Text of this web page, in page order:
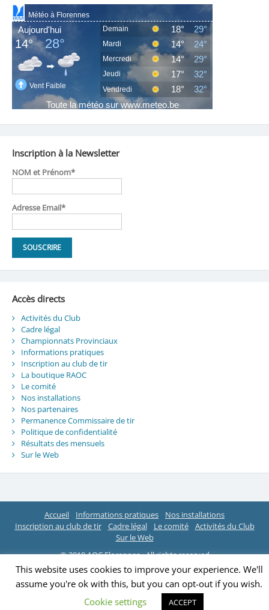
Inscription à la Newsletter
NOM et Prénom*
Adresse Email*
Accès directs
Activités du Club
Cadre légal
Championnats Provinciaux
Informations pratiques
Inscription au club de tir
La boutique RAOC
Le comité
Nos installations
Nos partenaires
Permanence Commissaire de tir
Politique de confidentialité
Résultats des mensuels
Sur le Web
Accueil Informations pratiques
Nos installations
Inscription au club de tir
Cadre légal Le comité
Activités du Club
Sur le Web
© 2019 AOC Florennes - All rights reserved
This website uses cookies to improve your experience. We'll
assume you're ok with this, but you can opt-out if you wish.
Cookie settings
ACCEPT